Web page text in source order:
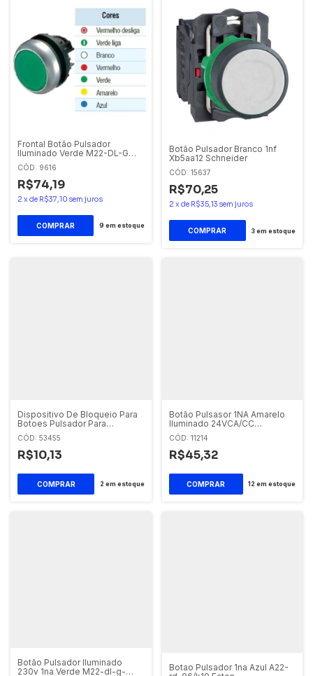
Frontal Botão Pulsador
Iluminado Verde M22-DL-G
Eaton
CÓD: 9616
R$74,19
2 x de R$37,10 sem juros
9 em estoque
Botão Pulsador Branco 1nf
Xb5aa12 Schneider
CÓD: 15637
R$70,25
2 x de R$35,13 sem juros
3em estoque
Dispositivo De Bloqueio Para
Botoes Pulsador Para
Cadeado Eletriza Seg
CÓD: 53455
R$10,13
2 em estoque
Botão Pulsasor 1NA Amarelo
Iluminado 24VCA/CC
XA2EW35B1 Schneider
CÓD: 11214
R$45,32
12 em estoque
Botão Pulsador Iluminado
230v 1na Verde M22-dl-g-
Botao Pulsador 1na Azul A22-